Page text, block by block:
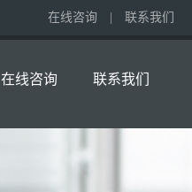
在线咨询 联系我们
在线咨询 联系我们